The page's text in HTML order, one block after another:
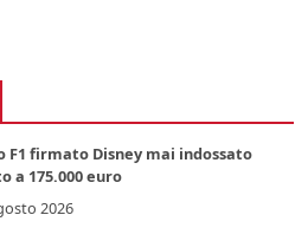
F1 firmato Disney mai indossato
a 175.000 euro
2026